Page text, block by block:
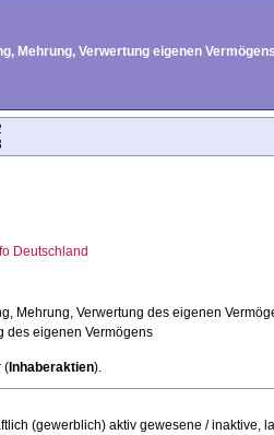
Mehrung, Verwertung eigenen
Mehrung, Verwertung des eigenen
des eigenen Vermögens
( Inhaberaktien).
(gewerblich) aktiv gewesene / inaktive,